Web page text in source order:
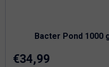
Bacter Pond 1000
je
4,8
€34,99